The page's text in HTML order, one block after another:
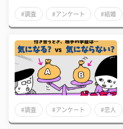
#調査 #アンケート #結婚
#調査 #アンケート #恋人